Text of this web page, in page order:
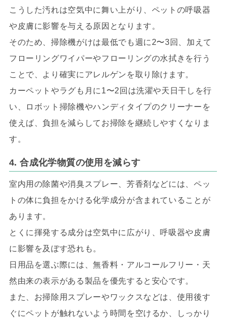
こうした汚れは空気中に舞い上がり、ペットの呼吸器
や皮膚に影響を与える原因となります。
そのため、掃除機がけは最低でも週に2〜3回、加えて
フローリングワイパーやフローリングの水拭きを行う
ことで、より確実にアレルゲンを取り除けます。
カーペットやラグも月に1〜2回は洗濯や天日干しを行
い、ロボット掃除機やハンディタイプのクリーナーを
使えば、負担を減らしてお掃除を継続しやすくなりま
す。
4. 合成化学物質の使用を減らす
室内用の除菌や消臭スプレー、芳香剤などには、ペッ
トの体に負担をかける化学成分が含まれていることが
あります。
とくに揮発する成分は空気中に広がり、呼吸器や皮膚
に影響を及ぼす恐れも。
日用品を選ぶ際には、無香料・アルコールフリー・天
然由来の表示がある製品を優先すると安心です。
また、お掃除用スプレーやワックスなどは、使用後す
ぐにペットが触れないよう時間を空けるか、しっかり